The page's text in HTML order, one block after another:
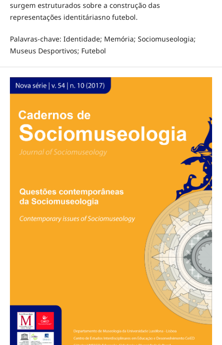
surgem estruturados sobre a construção das
representações identitáriasno futebol.
Palavras-chave: Identidade; Memória; Sociomuseologia;
Museus Desportivos; Futebol